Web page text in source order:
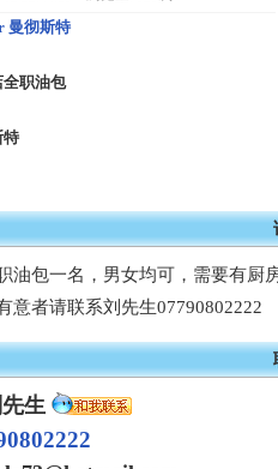
曼彻斯特
全职油包
特
油包一名，男女均可，需要有厨
意者请联系刘先生07790802222
生